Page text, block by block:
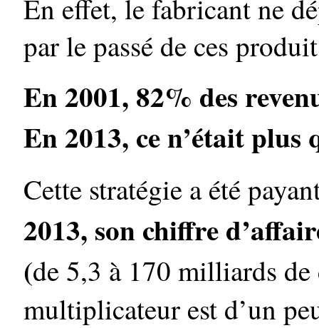
En effet, le fabricant ne
par le passé de ces
En 2001, 82% des
En 2013, ce n’était plus
Cette stratégie a été
2013, son chiffre
(de 5,3 à 170 milliards
multiplicateur est d’un